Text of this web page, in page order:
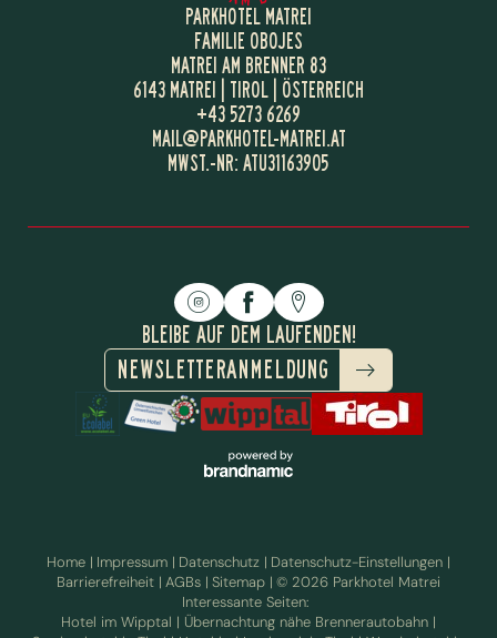
ÜBERNACHTEN AM
BRENNER
INKLUSIVLEISTUNGEN
PARKHOTEL MATREI
FAMILIE OBOJES
MATREI AM BRENNER 83
6143 MATREI | TIROL | ÖSTERREICH
+43 5273 6269
MAIL@PARKHOTEL-MATREI.AT
MWST.-NR: ATU31163905
BLEIBE AUF DEM LAUFENDEN!
NEWSLETTERANMELDUNG
Home | Impressum | Datenschutz | Datenschutz-Einstellungen |
Barrierefreiheit | AGBs | Sitemap | © 2026 Parkhotel Matrei
Interessante Seiten:
Hotel im Wipptal | Übernachtung nähe Brennerautobahn |